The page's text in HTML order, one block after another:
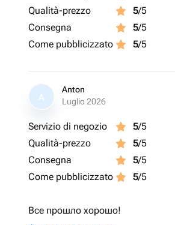
Qualità-prezzo
5/5
Consegna
5/5
Come pubblicizzato
5/5
A
Anton
Luglio 2026
Servizio di negozio 5/5
Qualità-prezzo
5/5
Consegna
5/5
Come pubblicizzato
5/5
Все прошло хорошо!